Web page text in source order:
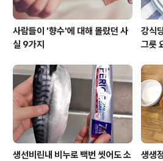
사람들이 '향수'에 대해 몰랐던 사
실 9가지
강식
그릇
생선비린내 비누로 백번 씻어도 소
생생